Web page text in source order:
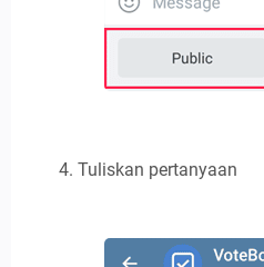
Tuliskan pertanyaan